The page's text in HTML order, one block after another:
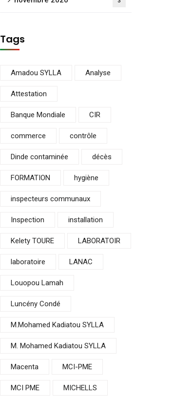
Tags
Amadou SYLLA Analyse
Attestation
Banque Mondiale CIR
commerce contrôle
Dinde contaminée décès
FORMATION hygiène
inspecteurs communaux
Inspection installation
Kelety TOURE LABORATOIR
laboratoire LANAC
Louopou Lamah
Luncény Condé
M.Mohamed Kadiatou SYLLA
M. Mohamed Kadiatou SYLLA
Macenta MCI-PME
MCI PME MICHELLS